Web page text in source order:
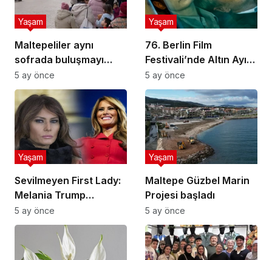
Maltepeliler aynı
sofrada buluşmayı
sürdürüyor
Yaşam
5 ay önce
76. Berlin Film
Festivali’nde Altın Ayı
ödülünü Sarı Zarflar
kazandı
Yaşam
5 ay önce
Sevilmeyen First Lady:
Melania Trump
popülerlik
sıralamasında sondan
Yaşam
5 ay önce
Maltepe Güzbel Marin
Projesi başladı
Yaşam
5 ay önce